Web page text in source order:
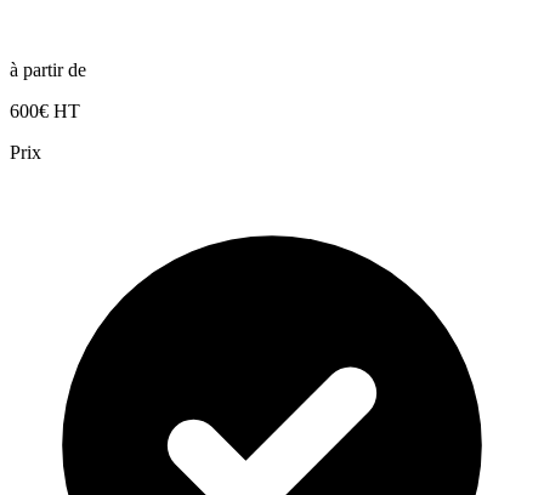
à partir de
600€ HT
Prix